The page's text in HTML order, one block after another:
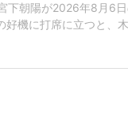
下朝陽が2026年8月6
機に打席に立つと、
どり打ってよけた宮下
てしまった部分があっ